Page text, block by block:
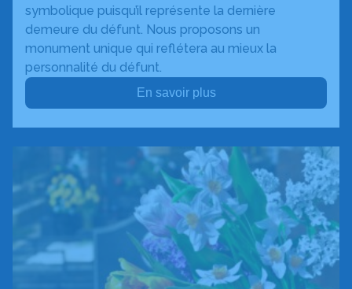
symbolique puisqu’il représente la dernière
demeure du défunt. Nous proposons un
monument unique qui reflétera au mieux la
personnalité du défunt.
En savoir plus